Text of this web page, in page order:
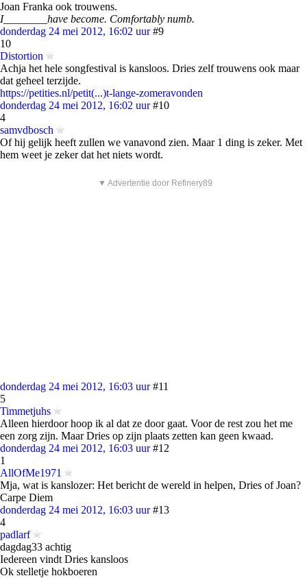
Joan Franka ook trouwens.
I________have become. Comfortably numb.
donderdag 24 mei 2012, 16:02 uur #9
10
Distortion
Achja het hele songfestival is kansloos. Dries zelf trouwens ook maar
dat geheel terzijde.
https://petities.nl/petit(...)t-lange-zomeravonden
donderdag 24 mei 2012, 16:02 uur #10
4
samvdbosch
Of hij gelijk heeft zullen we vanavond zien. Maar 1 ding is zeker. Met
hem weet je zeker dat het niets wordt.
▼ Advertentie door Refinery89
donderdag 24 mei 2012, 16:03 uur #11
5
Timmetjuhs
Alleen hierdoor hoop ik al dat ze door gaat. Voor de rest zou het me
een zorg zijn. Maar Dries op zijn plaats zetten kan geen kwaad.
donderdag 24 mei 2012, 16:03 uur #12
1
AllOfMe1971
Mja, wat is kanslozer: Het bericht de wereld in helpen, Dries of Joan?
Carpe Diem
donderdag 24 mei 2012, 16:03 uur #13
4
padlarf
dagdag33 achtig
Iedereen vindt Dries kansloos
Ok stelletje hokboeren